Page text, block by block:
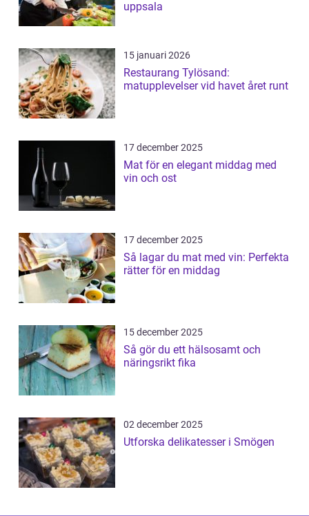
uppsala
15 januari 2026
Restaurang Tylösand:
matupplevelser vid havet året runt
17 december 2025
Mat för en elegant middag med
vin och ost
17 december 2025
Så lagar du mat med vin: Perfekta
rätter för en middag
15 december 2025
Så gör du ett hälsosamt och
näringsrikt fika
02 december 2025
Utforska delikatesser i Smögen